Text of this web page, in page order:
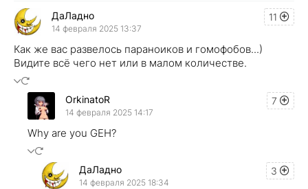
11
ДаЛадно
14 февраля 2025 13:37
Как же вас развелось параноиков и гомофобов...)
Видите всё чего нет или в малом количестве.
7
OrkinatoR
14 февраля 2025 14:17
Why are you GEH?
3
ДаЛадно
14 февраля 2025 18:34